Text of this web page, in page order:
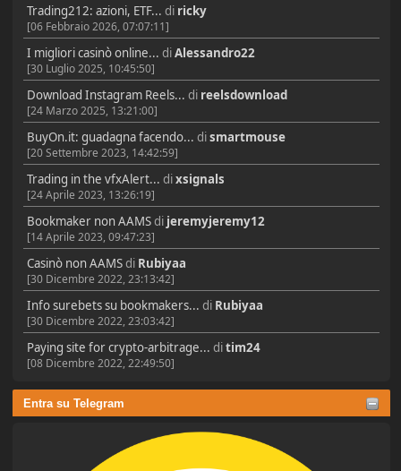
Trading212: azioni, ETF... di ricky
[06 Febbraio 2026, 07:07:11]
I migliori casinò online... diAlessandro22
[30 Luglio 2025, 10:45:50]
Download Instagram Reels... di reelsdownload
[24 Marzo 2025, 13:21:00]
BuyOn.it: guadagna facendo... dismartmouse
[20 Settembre 2023, 14:42:59]
Trading in the vfxAlert... dixsignals
[24 Aprile 2023, 13:26:19]
Bookmaker non AAMSdi jeremyjeremy12
[14 Aprile 2023, 09:47:23]
Casinò non AAMSdi Rubiyaa
[30 Dicembre 2022, 23:13:42]
Info surebets su bookmakers... di Rubiyaa
[30 Dicembre 2022, 23:03:42]
Paying site for crypto-arbitrage... ditim24
[08 Dicembre 2022, 22:49:50]
Entra su Telegram